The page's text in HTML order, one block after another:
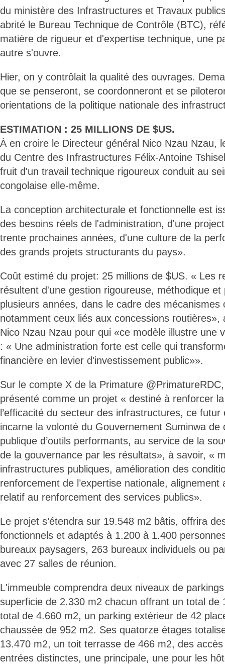
du ministère des Infrastructures et Travaux
abrité le Bureau Technique de Contrôle (BTC),
matière de rigueur et d'expertise technique, une
autre s'ouvre.
Hier, on y contrôlait la qualité des ouvrages.
que se penseront, se coordonneront et se
orientations de la politique nationale des
ESTIMATION : 25 MILLIONS DE $US.
À en croire le Directeur général Nico Nzau Nzau,
du Centre des Infrastructures Félix-Antoine
fruit d'un travail technique rigoureux conduit au
congolaise elle-même.
La conception architecturale et fonctionnelle est
des besoins réels de l'administration, d'une
trente prochaines années, d'une culture de la
des grands projets structurants du pays».
Coût estimé du projet: 25 millions de $US. « Les
résultent d'une gestion rigoureuse, méthodique
plusieurs années, dans le cadre des mécanismes
notamment ceux liés aux concessions routières»,
Nico Nzau Nzau pour qui «ce modèle illustre une
: « Une administration forte est celle qui
financière en levier d'investissement public»».
Sur le compte X de la Primature
présenté comme un projet « destiné à renforcer
l’efficacité du secteur des infrastructures, ce
incarne la volonté du Gouvernement Suminwa de
publique d’outils performants, au service de la
de la gouvernance par les résultats», à savoir, «
infrastructures publiques, amélioration des
renforcement de l’expertise nationale, alignement
relatif au renforcement des services publics».
Le projet s’étendra sur 19.548 m2 bâtis, offrira
fonctionnels et adaptés à 1.200 à 1.400
bureaux paysagers, 263 bureaux individuels ou
avec 27 salles de réunion.
L'immeuble comprendra deux niveaux de
superficie de 2.330 m2 chacun offrant un total de
total de 4.660 m2, un parking extérieur de 42
chaussée de 952 m2. Ses quatorze étages
13.470 m2, un toit terrasse de 466 m2, des
entrées distinctes, une principale, une pour les